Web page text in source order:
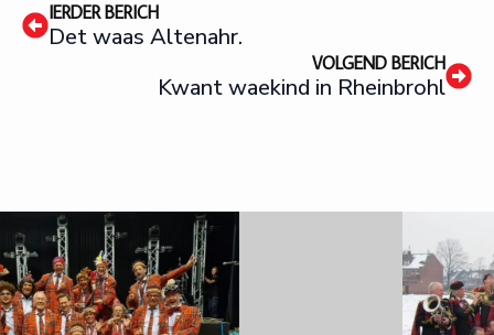
IERDER BERICH
Det waas Altenahr.
VOLGEND BERICH
Kwant waekind in Rheinbrohl